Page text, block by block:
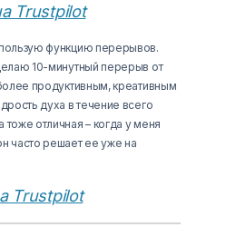
Trustpilot
функцию перерывов.
10-минутный перерыв от
продуктивным, креативным
духа в течение всего
отличная – когда у меня
часто решает ее уже на
Trustpilot